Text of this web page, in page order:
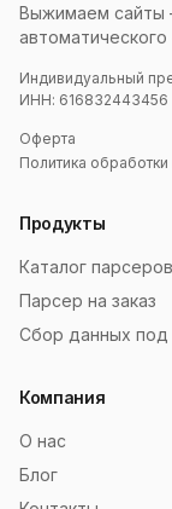
Выжимаем сайты
Индивидуальный
ИНН:
Оферта
Политика
Продукты
Каталог парсеров
Парсер на заказ
Сбор данных под
Компания
О нас
Блог